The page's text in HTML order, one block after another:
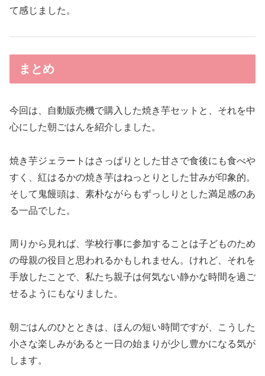
て感じました。
まとめ
今回は、自動販売機で購入した焼き芋セットと、それを中
心にした朝ごはんを紹介しました。
焼き芋ジェラートはさっぱりとした甘さで食後にも食べや
すく、紅はるかの焼き芋はねっとりとした甘みが印象的。
そして鬼饅頭は、素朴ながらもずっしりとした満足感のあ
る一品でした。
周りから見れば、学校行事に参加することは子どものため
の母親の役目と思われるかもしれません。けれど、それを
手放したことで、私たち親子は何気ない静かな時間を過ご
せるようにもなりました。
朝ごはんのひとときは、ほんの短い時間ですが、こうした
小さな楽しみがあると一日の始まりが少し豊かになる気が
します。